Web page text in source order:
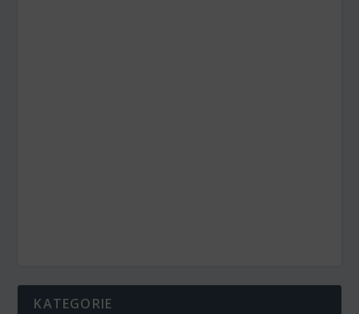
KATEGORIE